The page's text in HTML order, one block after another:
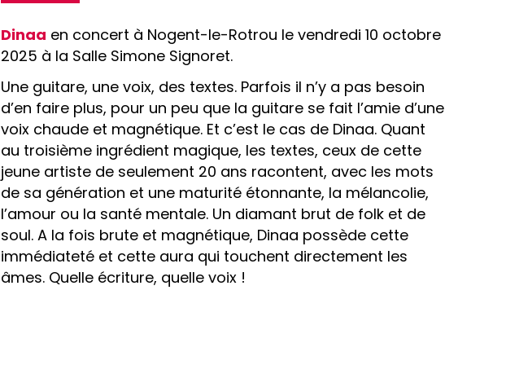
Dinaa en concert à Nogent-le-Rotrou le vendredi 10 octobre
2025 à la Salle Simone Signoret.
Une guitare, une voix, des textes. Parfois il n’y a pas besoin
d’en faire plus, pour un peu que la guitare se fait l’amie d’une
voix chaude et magnétique. Et c’est le cas de Dinaa. Quant
au troisième ingrédient magique, les textes, ceux de cette
jeune artiste de seulement 20 ans racontent, avec les mots
de sa génération et une maturité étonnante, la mélancolie,
l’amour ou la santé mentale. Un diamant brut de folk et de
soul. A la fois brute et magnétique, Dinaa possède cette
immédiateté et cette aura qui touchent directement les
âmes. Quelle écriture, quelle voix !